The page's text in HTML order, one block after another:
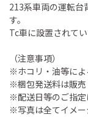
213系車両の運転台
す。
Tc車に設置されて
（注意事項）
※ホコリ・油等によ
※梱包発送料は販売
※配送日等のご指定
※写真は全てイメー